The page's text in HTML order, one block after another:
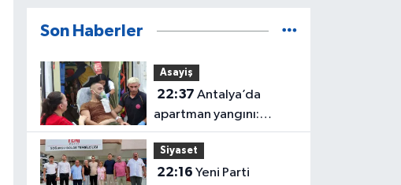
Son Haberler
Asayiş
22:37
apartman yangını:
Mahsur kalan aile
kurtarıldı
Siyaset
22:16